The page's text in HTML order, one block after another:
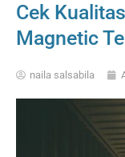
Cek
Magnetic
naila salsabila